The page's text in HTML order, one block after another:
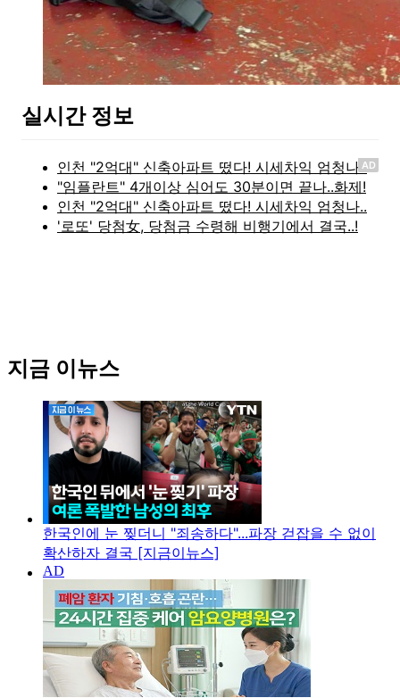
실시간 정보
AD
지금 이뉴스
한국인에 눈 찢더니 "죄송하다"...파장 걷잡을 수 없이
확산하자 결국 [지금이뉴스]